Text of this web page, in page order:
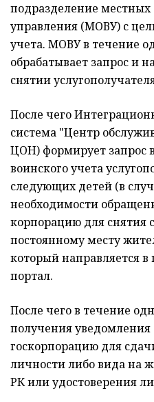
подразделение местных
управления (МОВУ) с
учета. МОВУ в течение
обрабатывает запрос и
снятии
После чего
система "Центр
ЦОН) формирует запрос
воинского учета
следующих детей (в
необходимости
корпорацию для снятия
постоянному месту
который направляется
портал.
После чего в течение
получения уведомления
госкорпорацию для
личности либо вида на
РК или удостоверения